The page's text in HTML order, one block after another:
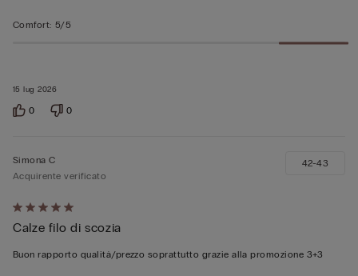
15 lug 2026
Comfort: 5/5
0 0
Valutato
5
su
Simona C
Acquirente verificato
Calze filo di scozia
Buon rapporto qualità/prezzo soprattutto grazie alla promozione 3+3
42-43